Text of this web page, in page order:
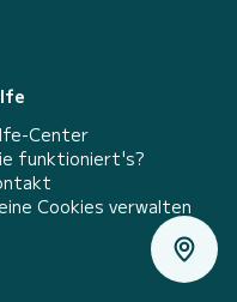
Center
funktioniert's?
Cookies verwalten